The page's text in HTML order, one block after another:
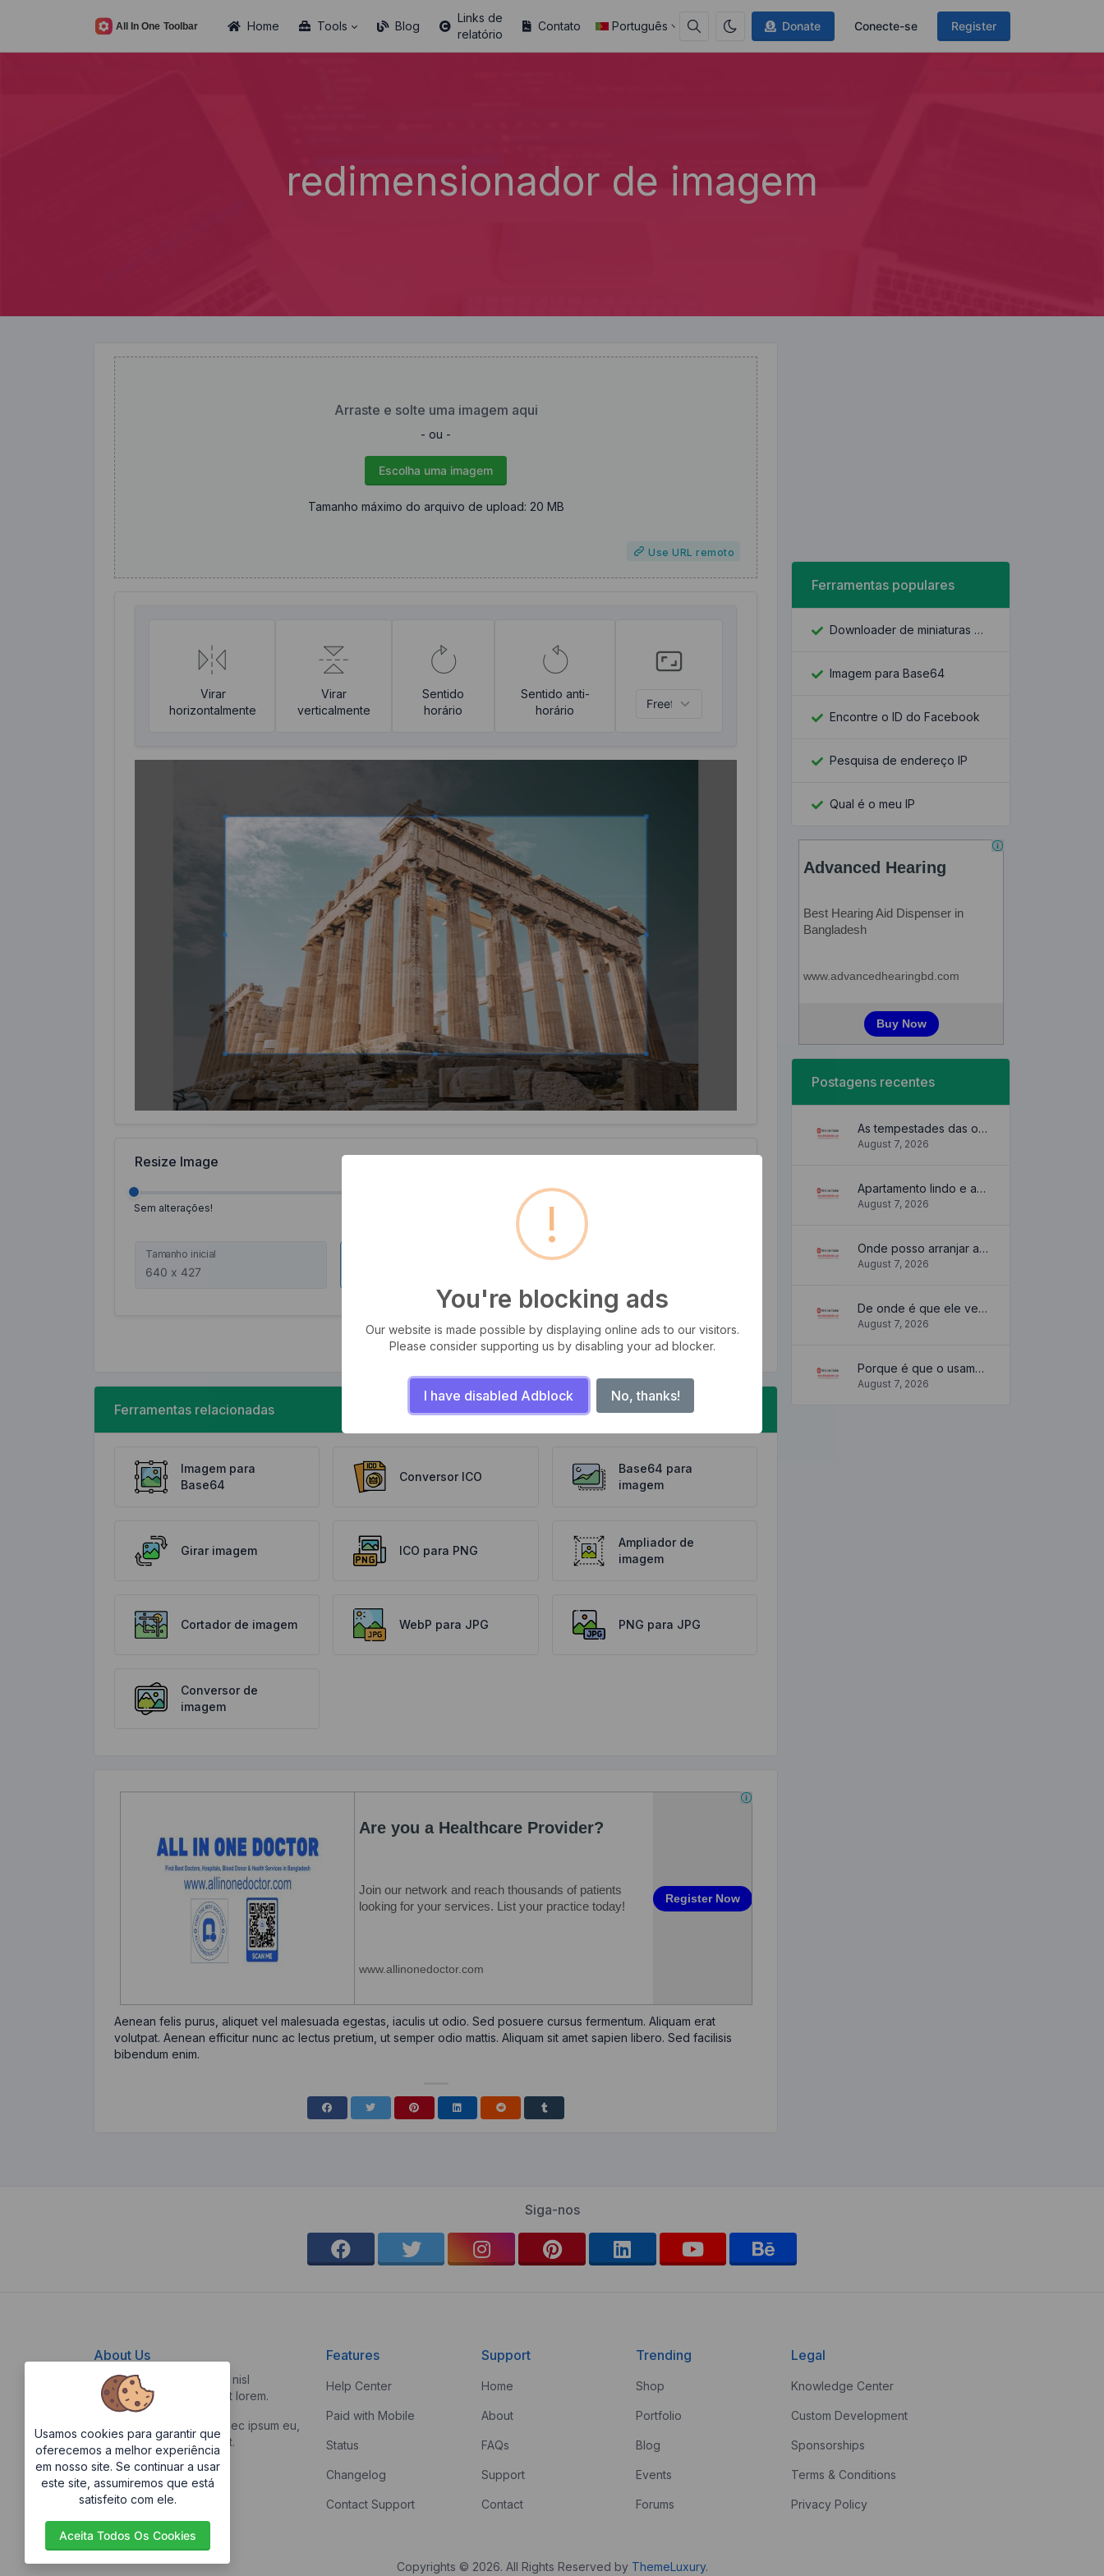
Donate Conecte-se Register
Home Tools Blog
Links de
relatório
Contato Português
redimensionador de imagem
Arraste e solte uma imagem aqui
- ou -
Escolha uma imagem
Tamanho máximo do arquivo de upload: 20 MB
Use URL remoto
Virar
horizontalmente
Virar
verticalmente
Sentido
horário
Sentido anti-
horário
Resize Image
Sem alterações!
Tamanho inicial Salvar como
Redimensionar imagem agora
Ferramentas relacionadas
Imagem para
Base64
Conversor ICO
Base64 para
imagem
Girar imagem ICO para PNG
Ampliador de
imagem
Cortador de imagem WebP para JPG PNG para JPG
Conversor de
imagem
Aenean felis purus, aliquet vel malesuada egestas, iaculis ut odio. Sed posuere cursus fermentum. Aliquam erat
volutpat. Aenean efficitur nunc ac lectus pretium, ut semper odio mattis. Aliquam sit amet sapien libero. Sed facilisis
bibendum enim.
Ferramentas populares
Downloader de miniaturas do YouTube
Imagem para Base64
Encontre o ID do Facebook
Pesquisa de endereço IP
Qual é o meu IP
Postagens recentes
As tempestades das ondas
August 7, 2026
Apartamento lindo e aconchegante
August 7, 2026
Onde posso arranjar algum?
August 7, 2026
De onde é que ele vem?
August 7, 2026
Porque é que o usamos?
August 7, 2026
Siga-nos
About Us
Vestibulum quis risus sed nisl
pellentesque aliquet et et lorem.
Fusce nibh nisl, gravida nec ipsum eu,
feugiat condimentum velit.
Features
Help Center
Paid with Mobile
Status
Changelog
Contact Support
Support
Home
About
FAQs
Support
Contact
Trending
Shop
Portfolio
Blog
Events
Forums
Legal
Knowledge Center
Custom Development
Sponsorships
Terms & Conditions
Privacy Policy
Copyrights © 2026. All Rights Reserved by ThemeLuxury.
Usamos cookies para garantir que
oferecemos a melhor experiência
em nosso site. Se continuar a usar
este site, assumiremos que está
satisfeito com ele.
Aceita Todos Os Cookies
!
You're blocking ads
Our website is made possible by displaying online ads to our visitors.
Please consider supporting us by disabling your ad blocker.
I have disabled Adblock No, thanks!